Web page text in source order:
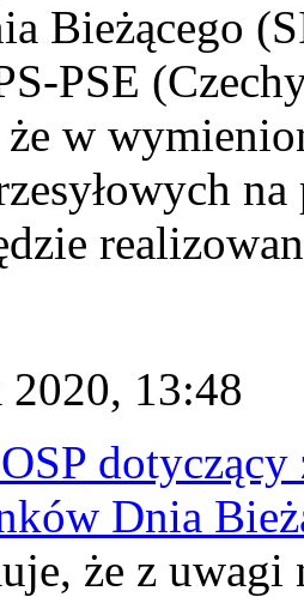
Bieżącego
PSE
że w
2020, 13:48
dotyczący
Dnia
że z uwagi